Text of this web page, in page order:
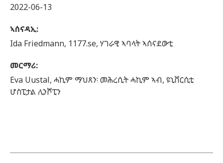
2022-06-13
ኣሰናዳኢ:
Ida Friedmann, 1177.se, ሃገራዊ ኣባላት ኣሰናደውቲ
መርማሪ:
Eva Uustal, ሓኪም ማህጸን፡ መሕረሲት ሓኪም ኣብ, ዩኒቨርሲቲ
ሆስፒታል ሊንሾፒን